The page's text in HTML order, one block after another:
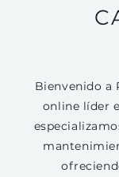
Bienvenido a
online líder